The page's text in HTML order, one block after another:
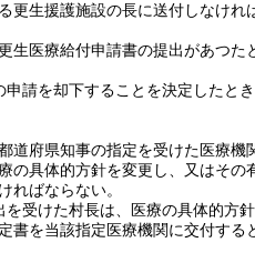
生援護施設の長に送付しなけれ
医療給付申請書の提出があつた
請を却下することを決定したとき
道府県知事の指定を受けた医療機
具体的方針を変更し、又はその
ればならない。
受けた村長は、医療の具体的方
書を当該指定医療機関に交付する